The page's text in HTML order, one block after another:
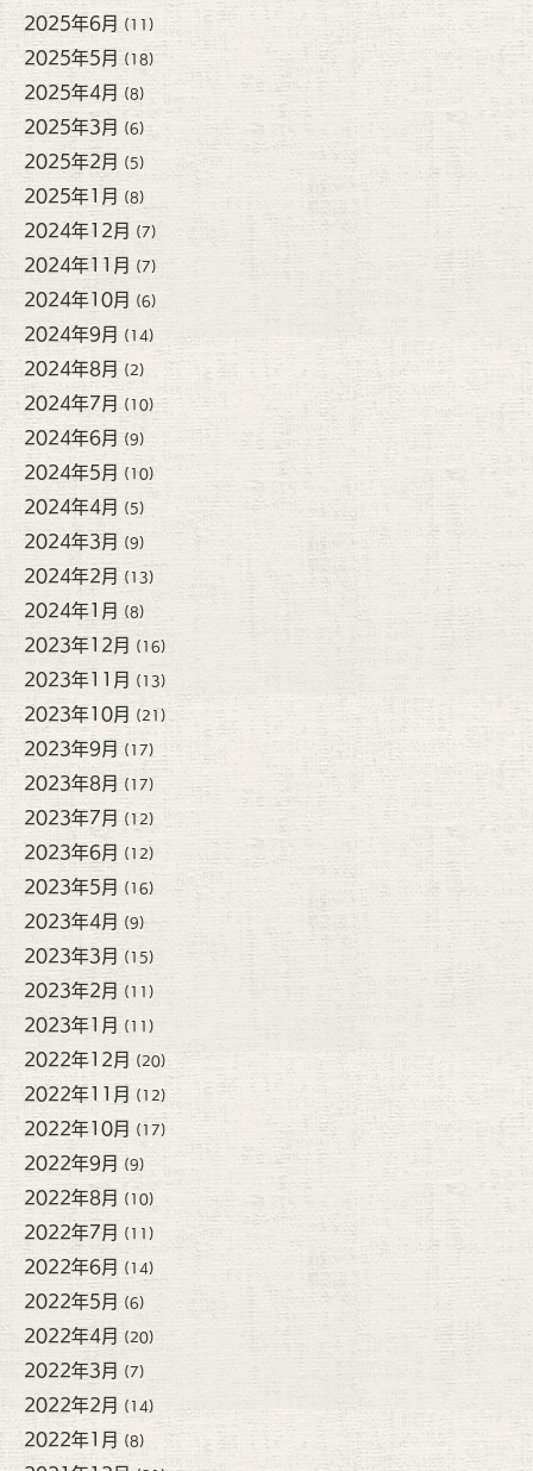
2025年6月 (11)
2025年5月 (18)
2025年4月 (8)
2025年3月 (6)
2025年2月 (5)
2025年1月 (8)
2024年12月 (7)
2024年11月 (7)
2024年10月 (6)
2024年9月 (14)
2024年8月 (2)
2024年7月 (10)
2024年6月 (9)
2024年5月 (10)
2024年4月 (5)
2024年3月 (9)
2024年2月 (13)
2024年1月 (8)
2023年12月 (16)
2023年11月 (13)
2023年10月 (21)
2023年9月 (17)
2023年8月 (17)
2023年7月 (12)
2023年6月 (12)
2023年5月 (16)
2023年4月 (9)
2023年3月 (15)
2023年2月 (11)
2023年1月 (11)
2022年12月 (20)
2022年11月 (12)
2022年10月 (17)
2022年9月 (9)
2022年8月 (10)
2022年7月 (11)
2022年6月 (14)
2022年5月 (6)
2022年4月 (20)
2022年3月 (7)
2022年2月 (14)
2022年1月 (8)